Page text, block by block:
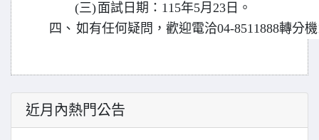
(三)面試日期：115年5月23日。
四、 如有任何疑問，歡迎電洽04-8511888轉分
近月內熱門公告